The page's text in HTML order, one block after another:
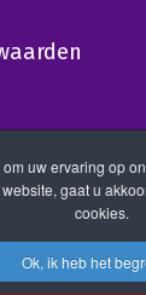
uw ervaring op
gaat u
cookies.
Ok, ik heb het